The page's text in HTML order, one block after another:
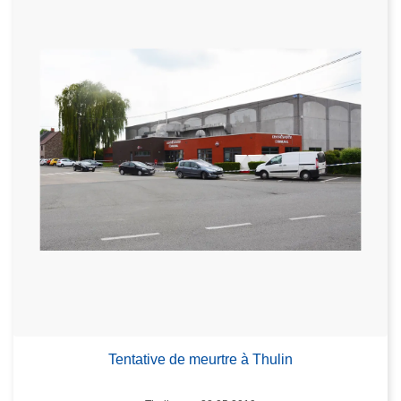
Tentative de meurtre à Thulin